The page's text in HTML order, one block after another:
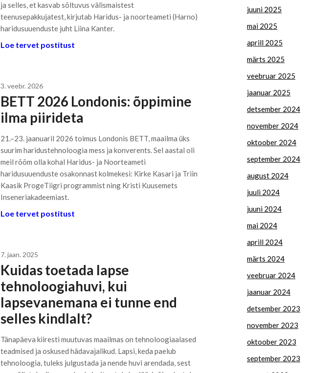
ja selles, et kasvab sõltuvus välismaistest
teenusepakkujatest, kirjutab Haridus- ja noorteameti (Harno)
haridusuuenduste juht Liina Kanter.
Loe tervet postitust
3. veebr. 2026
BETT 2026 Londonis: õppimine
ilma piirideta
21.–23. jaanuaril 2026 toimus Londonis BETT, maailma üks
suurim haridustehnoloogia mess ja konverents. Sel aastal oli
meil rõõm olla kohal Haridus- ja Noorteameti
haridusuuenduste osakonnast kolmekesi: Kirke Kasari ja Triin
Kaasik ProgeTiigri programmist ning Kristi Kuusemets
Inseneriakadeemiast.
Loe tervet postitust
7. jaan. 2025
Kuidas toetada lapse
tehnoloogiahuvi, kui
lapsevanemana ei tunne end
selles kindlalt?
Tänapäeva kiiresti muutuvas maailmas on tehnoloogiaalased
teadmised ja oskused hädavajalikud. Lapsi, keda paelub
tehnoloogia, tuleks julgustada ja nende huvi arendada, sest
juuni 2025
mai 2025
aprill 2025
märts 2025
veebruar 2025
jaanuar 2025
detsember 2024
november 2024
oktoober 2024
september 2024
august 2024
juuli 2024
juuni 2024
mai 2024
aprill 2024
märts 2024
veebruar 2024
jaanuar 2024
detsember 2023
november 2023
oktoober 2023
september 2023